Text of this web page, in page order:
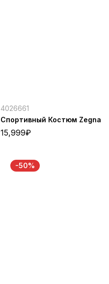
4026661
Спортивный Костюм Zegna
15,999₽
-50%